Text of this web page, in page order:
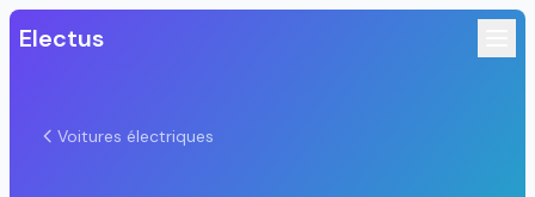
Electus
Voitures électriques